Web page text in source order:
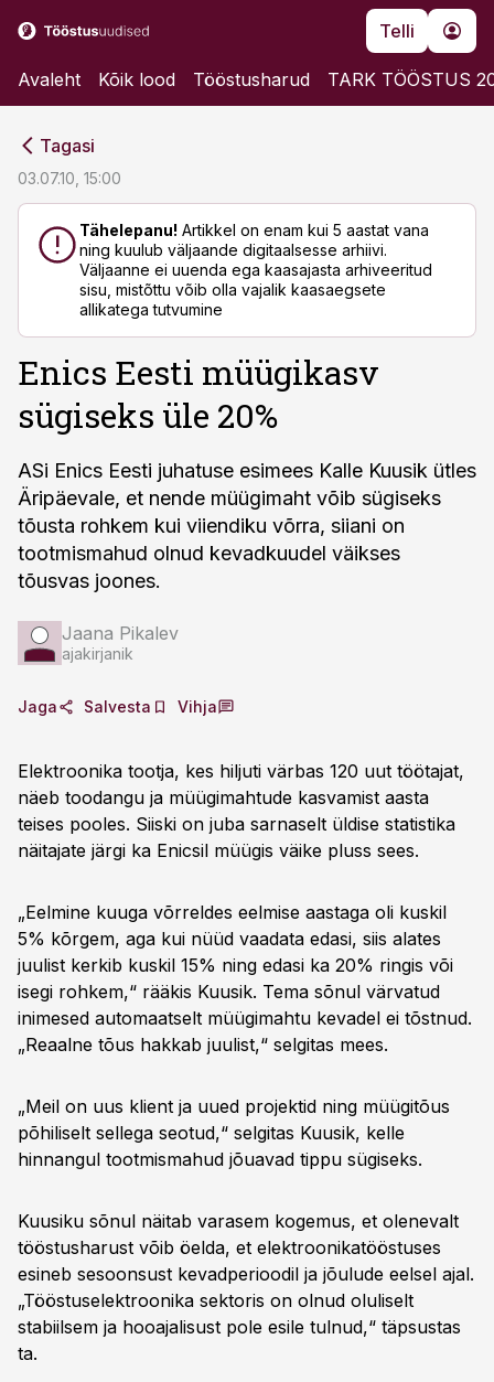
Telli
Avaleht Kõik lood Tööstusharud TARK TÖÖSTUS
Tagasi
03.07.10, 15:00
Tähelepanu! Artikkel on enam kui 5 aastat vana
ning kuulub väljaande digitaalsesse arhiivi.
Väljaanne ei uuenda ega kaasajasta arhiveeritud
sisu, mistõttu võib olla vajalik kaasaegsete
allikatega tutvumine
Enics Eesti müügikasv
sügiseks üle 20%
ASi Enics Eesti juhatuse esimees Kalle Kuusik ütles
Äripäevale, et nende müügimaht võib sügiseks
tõusta rohkem kui viiendiku võrra, siiani on
tootmismahud olnud kevadkuudel väikses
tõusvas joones.
Jaana Pikalev
ajakirjanik
Jaga Salvesta Vihja
Elektroonika tootja, kes hiljuti värbas 120 uut töötajat,
näeb toodangu ja müügimahtude kasvamist aasta
teises pooles. Siiski on juba sarnaselt üldise statistika
näitajate järgi ka Enicsil müügis väike pluss sees.
„Eelmine kuuga võrreldes eelmise aastaga oli kuskil
5% kõrgem, aga kui nüüd vaadata edasi, siis alates
juulist kerkib kuskil 15% ning edasi ka 20% ringis või
isegi rohkem,“ rääkis Kuusik. Tema sõnul värvatud
inimesed automaatselt müügimahtu kevadel ei tõstnud.
„Reaalne tõus hakkab juulist,“ selgitas mees.
„Meil on uus klient ja uued projektid ning müügitõus
põhiliselt sellega seotud,“ selgitas Kuusik, kelle
hinnangul tootmismahud jõuavad tippu sügiseks.
Kuusiku sõnul näitab varasem kogemus, et olenevalt
tööstusharust võib öelda, et elektroonikatööstuses
esineb sesoonsust kevadperioodil ja jõulude eelsel ajal.
„Tööstuselektroonika sektoris on olnud oluliselt
stabiilsem ja hooajalisust pole esile tulnud,“ täpsustas
ta.